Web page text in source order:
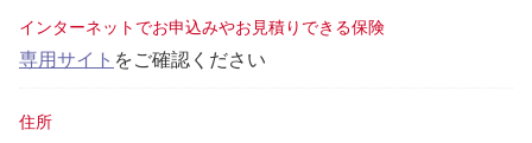
インターネットでお申込みやお見積りできる保険
専用サイト をご確認ください
住所